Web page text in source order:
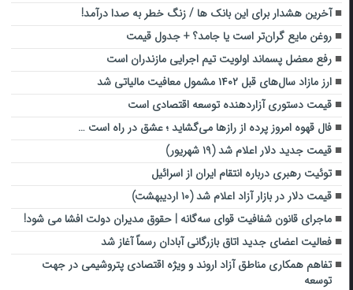
آخرین هشدار برای این بانک ها / زنگ خطر به صدا درآمد!
روغن مایع گران‌تر است یا جامد؟ + جدول قیمت
رفع معضل پسماند اولویت تیم اجرایی مازندران است
ارز مازاد سال‌های قبل ۱۴۰۲ مشمول معافیت مالیاتی شد
قیمت دستوری آزاردهنده توسعه اقتصادی است
فال قهوه امروز پرده از رازها می‌گشاید ؛ عشق در راه است …
قیمت جدید دلار اعلام شد (۱۹ شهریور)
توئیت رهبری درباره انتقام ایران از اسرائیل
قیمت دلار در بازار آزاد اعلام شد (۱۰ اردیبهشت)
ماجرای قانون شفافیت قوای سه‌گانه | حقوق مدیران دولت افشا می شود!
فعالیت اعضای جدید اتاق‌ بازرگانی آبادان رسماً آغاز شد
تفاهم همکاری مناطق آزاد اروند و ویژه اقتصادی پتروشیمی در جهت
توسعه